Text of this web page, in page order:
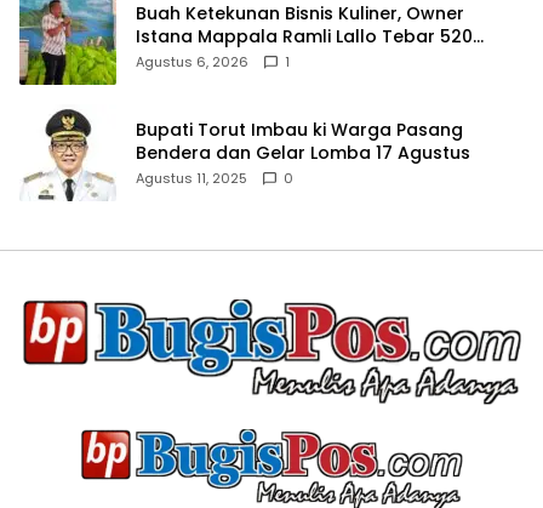
Buah Ketekunan Bisnis Kuliner, Owner
Istana Mappala Ramli Lallo Tebar 520
Paket Sembako di Gowa
Agustus 6, 2026 1
Bupati Torut Imbau ki Warga Pasang
Bendera dan Gelar Lomba 17 Agustus
Agustus 11, 2025 0